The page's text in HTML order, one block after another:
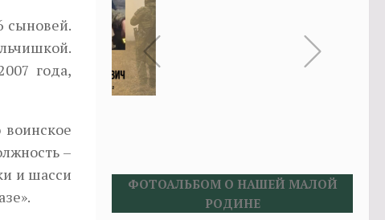
сыновей.
года,
–
и шасси
ФОТОАЛЬБОМ О НАШЕЙ МАЛОЙ
РОДИНЕ